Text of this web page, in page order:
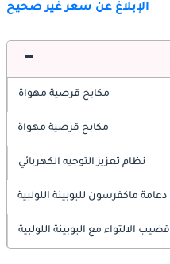
الإبلاغ عن سعر غير صحيح
مكابح قرصية مهواة
مكابح قرصية مهواة
نظام تعزيز التوجيه الكهربائي
دعامة ماكفرسون للبوبينة اللولبية
قضيب الالتواء مع البوبينة اللولبية